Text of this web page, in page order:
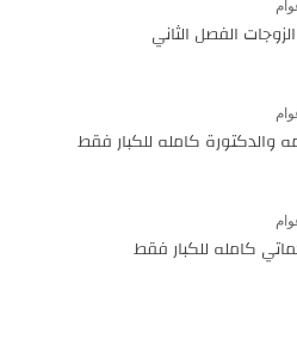
الفصل الثاني
والدكتورة كامله للكبار فقط
كامله للكبار فقط